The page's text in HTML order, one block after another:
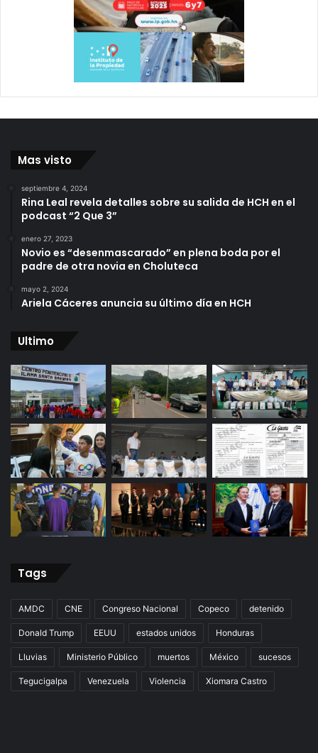
Mas visto
septiembre 4, 2024
Rina Leal revela detalles sobre su salida de HCH en el
podcast “2 Que 3”
enero 27, 2023
Novio es “desenmascarado” en plena boda por el
padre de otra novia en Choluteca
mayo 2, 2024
Ariela Cáceres anuncia su último día en HCH
Ultimo
Tags
AMDC CNE Congreso Nacional Copeco detenido
Donald Trump EEUU estados unidos Honduras
Lluvias Ministerio Público muertos México sucesos
Tegucigalpa Venezuela Violencia Xiomara Castro